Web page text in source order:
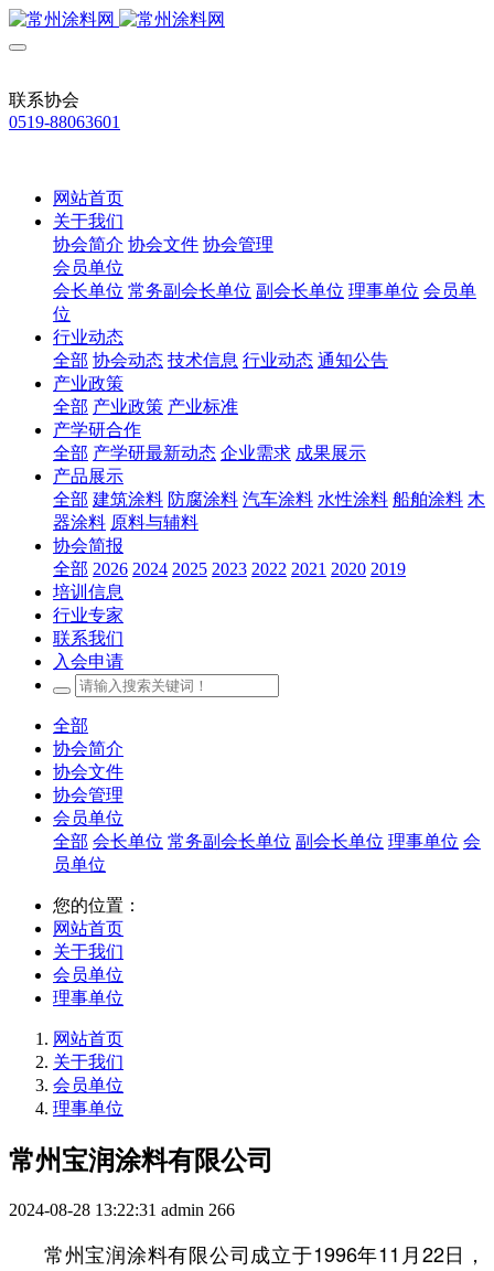
联系协会
0519-88063601
网站首页
关于我们
协会简介 协会文件 协会管理
会员单位
会长单位 常务副会长单位 副会长单位 理事单位 会员单
位
行业动态
全部 协会动态 技术信息 行业动态 通知公告
产业政策
全部 产业政策 产业标准
产学研合作
全部 产学研最新动态 企业需求 成果展示
产品展示
全部 建筑涂料 防腐涂料 汽车涂料 水性涂料 船舶涂料 木
器涂料 原料与辅料
协会简报
全部 2026 2024 2025 2023 2022 2021 2020 2019
培训信息
行业专家
联系我们
入会申请
全部
协会简介
协会文件
协会管理
会员单位
全部 会长单位 常务副会长单位 副会长单位 理事单位 会
员单位
您的位置：
网站首页
关于我们
会员单位
理事单位
网站首页
关于我们
会员单位
理事单位
常州宝润涂料有限公司
2024-08-28 13:22:31 admin 266
常州宝润涂料有限公司成立于1996年11月22日，